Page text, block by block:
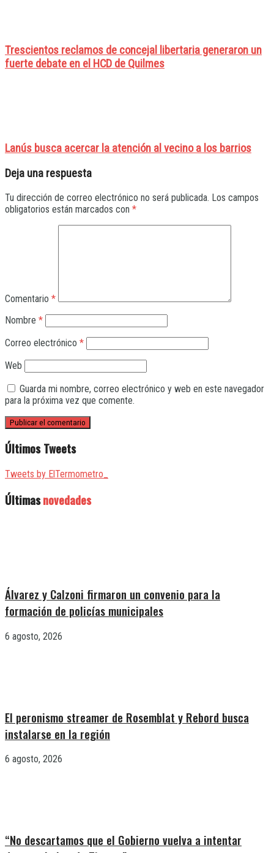
Trescientos reclamos de concejal libertaria generaron un
fuerte debate en el HCD de Quilmes
Lanús busca acercar la atención al vecino a los barrios
Deja una respuesta
Tu dirección de correo electrónico no será publicada. Los campos
obligatorios están marcados con *
Comentario *
Nombre *
Correo electrónico *
Web
Guarda mi nombre, correo electrónico y web en este navegador
para la próxima vez que comente.
Últimos Tweets
Tweets by ElTermometro_
Últimasnovedades
Álvarez y Calzoni firmaron un convenio para la
formación de policías municipales
6 agosto, 2026
El peronismo streamer de Rosemblat y Rebord busca
instalarse en la región
6 agosto, 2026
“No descartamos que el Gobierno vuelva a intentar